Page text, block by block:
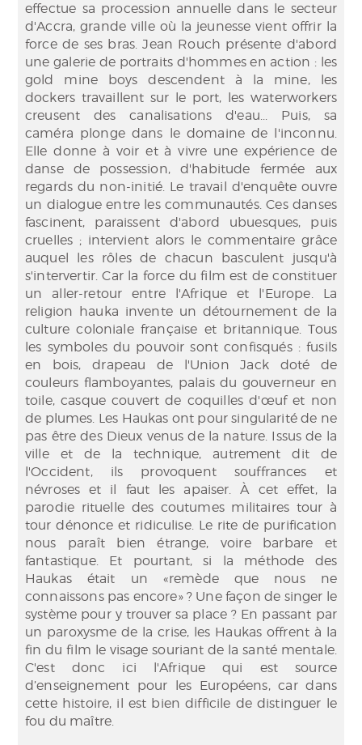
effectue sa procession annuelle dans le secteur
d'Accra, grande ville où la jeunesse vient offrir la
force de ses bras. Jean Rouch présente d'abord
une galerie de portraits d'hommes en action : les
gold mine boys descendent à la mine, les
dockers travaillent sur le port, les waterworkers
creusent des canalisations d'eau... Puis, sa
caméra plonge dans le domaine de l'inconnu.
Elle donne à voir et à vivre une expérience de
danse de possession, d'habitude fermée aux
regards du non-initié. Le travail d'enquête ouvre
un dialogue entre les communautés. Ces danses
fascinent, paraissent d'abord ubuesques, puis
cruelles ; intervient alors le commentaire grâce
auquel les rôles de chacun basculent jusqu'à
s'intervertir. Car la force du film est de constituer
un aller-retour entre l'Afrique et l'Europe. La
religion hauka invente un détournement de la
culture coloniale française et britannique. Tous
les symboles du pouvoir sont confisqués : fusils
en bois, drapeau de l'Union Jack doté de
couleurs flamboyantes, palais du gouverneur en
toile, casque couvert de coquilles d'œuf et non
de plumes. Les Haukas ont pour singularité de ne
pas être des Dieux venus de la nature. Issus de la
ville et de la technique, autrement dit de
l'Occident, ils provoquent souffrances et
névroses et il faut les apaiser. À cet effet, la
parodie rituelle des coutumes militaires tour à
tour dénonce et ridiculise. Le rite de purification
nous paraît bien étrange, voire barbare et
fantastique. Et pourtant, si la méthode des
Haukas était un «remède que nous ne
connaissons pas encore» ? Une façon de singer le
système pour y trouver sa place ? En passant par
un paroxysme de la crise, les Haukas offrent à la
fin du film le visage souriant de la santé mentale.
C'est donc ici l'Afrique qui est source
d’enseignement pour les Européens, car dans
cette histoire, il est bien difficile de distinguer le
fou du maître.